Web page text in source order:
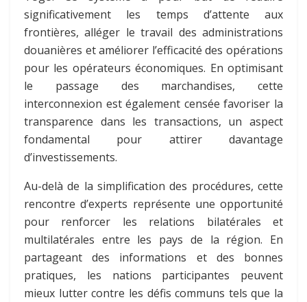
significativement les temps d’attente aux
frontières, alléger le travail des administrations
douanières et améliorer l’efficacité des opérations
pour les opérateurs économiques. En optimisant
le passage des marchandises, cette
interconnexion est également censée favoriser la
transparence dans les transactions, un aspect
fondamental pour attirer davantage
d’investissements.
Au-delà de la simplification des procédures, cette
rencontre d’experts représente une opportunité
pour renforcer les relations bilatérales et
multilatérales entre les pays de la région. En
partageant des informations et des bonnes
pratiques, les nations participantes peuvent
mieux lutter contre les défis communs tels que la